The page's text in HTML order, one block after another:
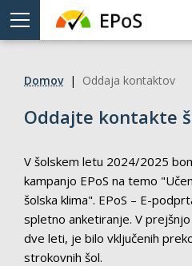
Meni
Domov| Oddaja kontaktov
Oddajte kontakte
V šolskem letu 2024/2025
kampanjo EPoS na temo
šolska klima". EPoS – E-
spletno anketiranje. V
dve leti, je bilo vključenih
strokovnih šol.